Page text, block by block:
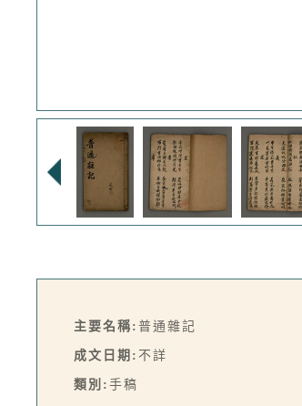
主要名稱: 普通雜記
成文日期: 不詳
類別: 手稿